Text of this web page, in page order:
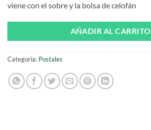
viene con el sobre y la bolsa de celofán
AÑADIR AL CARRITO
Categoría: Postales